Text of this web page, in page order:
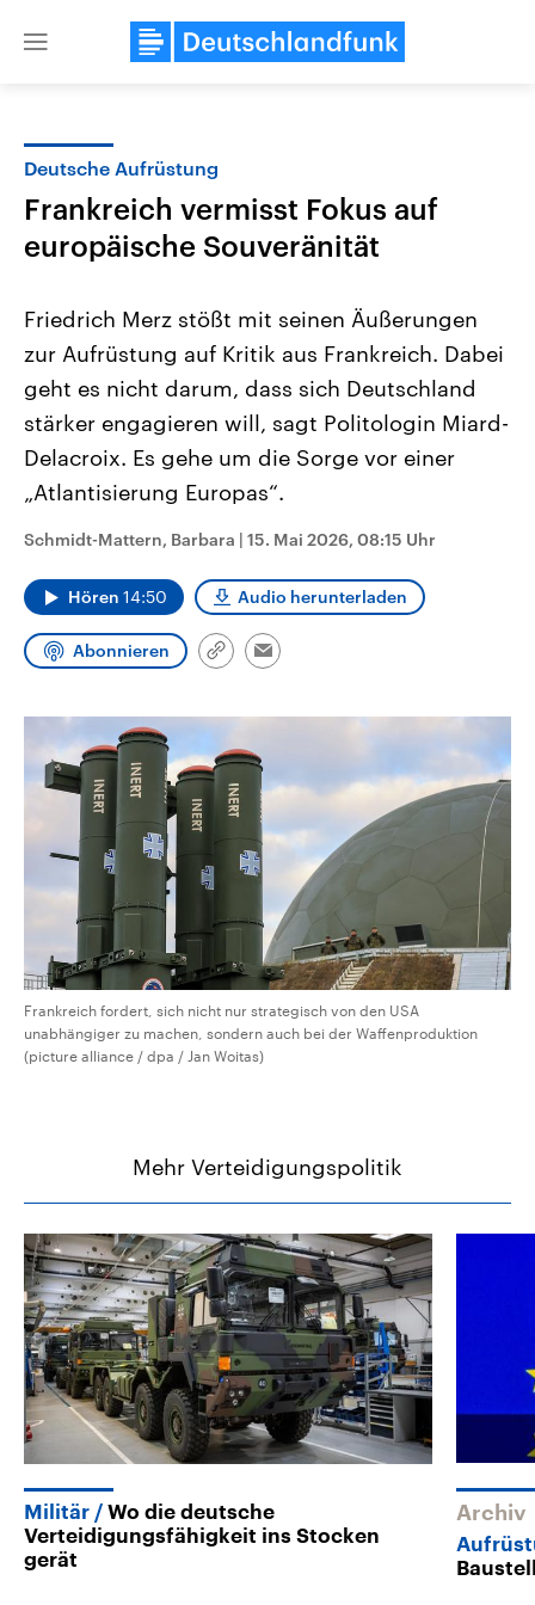
Close
Landtagswahl Sachsen-Anhalt
2026
Alle Informationen
Sachsen-Anhalt wählt am 6.
September 2026 einen neuen
Bundesland von einer Koalition aus
CDU, SPD und FDP regiert.-
Wahlprogramme, aktuelle Berichte
und Hintergründe zu den Parteien
Wahl.
USA
Aktuelle Beiträge,
Hintergründe
Wirtschaftlich und
mit großem Einfluss auf
aktuelle Weltgeschehen.
Sendungen Programm Podcasts
Audio-Archiv
Deutsche Aufrüstung
Frankreich vermisst Fokus auf
europäische Souveränität
Friedrich Merz stößt mit seinen Äußerungen
zur Aufrüstung auf Kritik aus Frankreich. Dabei
geht es nicht darum, dass sich Deutschland
stärker engagieren will, sagt Politologin Miard-
Delacroix. Es gehe um die Sorge vor einer
„Atlantisierung Europas“.
Schmidt-Mattern, Barbara | 15. Mai 2026, 08:15 Uhr
Hören 14:50 Audio herunterladen
Abonnieren
Link
Email
Frankreich fordert, sich nicht nur strategisch von den USA
unabhängiger zu machen, sondern auch bei der Waffenproduktion
(picture alliance / dpa / Jan Woitas)
Mehr Verteidigungspolitik
Militär
Wo die deutsche
Verteidigungsfähigkeit ins Stocken
gerät
Archiv